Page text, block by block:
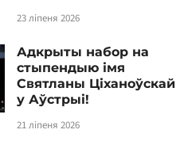
23 ліпеня 2026
Адкрыты набор на
стыпендыю імя
Святланы Ціханоўскай
у Аўстрыі!
21 ліпеня 2026